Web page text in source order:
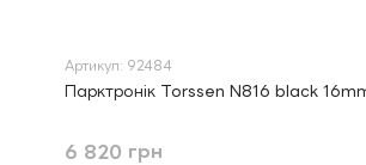
Артикул: 92484
Парктронік Torssen N816 black
6 820 грн